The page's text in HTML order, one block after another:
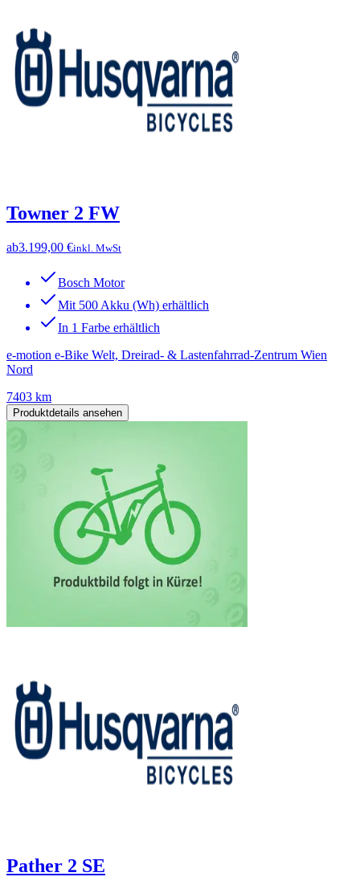
Towner 2 FW
ab3.199,00 €inkl. MwSt
Bosch Motor
Mit 500 Akku (Wh) erhältlich
In 1 Farbe erhältlich
e-motion e-Bike Welt, Dreirad- & Lastenfahrrad-Zentrum Wien
Nord
7403 km
Produktdetails ansehen
Pather 2 SE